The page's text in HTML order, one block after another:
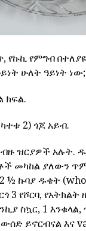
የምግብ
ሁለት ዓይነት ነው;
ክፍል.
2) ጎጆ አይብ.
ዝርያዎች አሉት.
መካከል ያለውን
½ ኩባያ ዱቄት
3 የሾርባ,
ስኳር, 1
ይኖርብናል እና